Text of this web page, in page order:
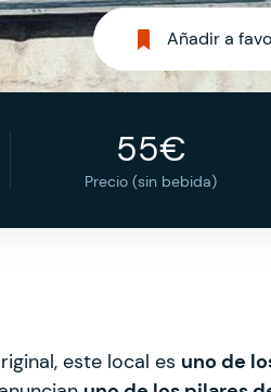
Añadir a
55€
Precio (sin bebida)
este local es uno de